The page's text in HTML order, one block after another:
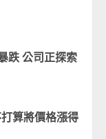
跌 公司正探索
算將價格漲得